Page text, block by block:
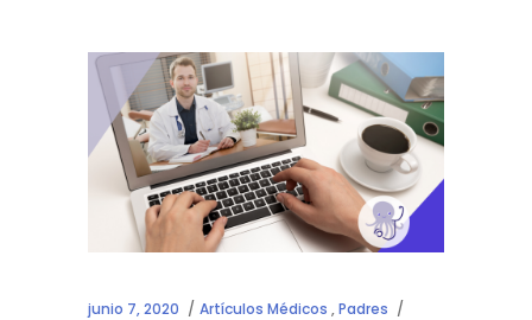
junio 7, 2020 Artículos Médicos ,Padres